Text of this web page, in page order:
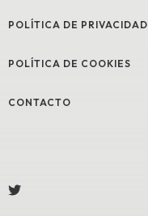
POLÍTICA DE PRIVACIDAD
POLÍTICA DE COOKIES
CONTACTO